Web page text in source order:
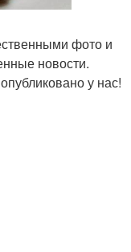
фото и
новости.
у нас!